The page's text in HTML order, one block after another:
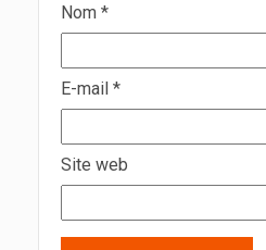
Nom *
E-mail *
Site web